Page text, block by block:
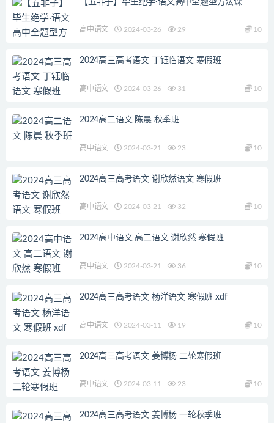
高中语文 2024-03-26 29 10
2024高三高考语文 丁钰临语文 寒假班
高中语文 2024-03-26 31 10
2024高二语文 陈晨 秋季班
高中语文 2024-03-21 23 10
2024高三高考语文 谢欣然语文 寒假班
高中语文 2024-03-21 32 10
2024高中语文 高二语文 谢欣然 寒假班
高中语文 2024-03-21 36 10
2024高三高考语文 杨洋语文 寒假班 xdf
高中语文 2024-03-11 19 10
2024高三高考语文 姜博杨 二轮寒假班
高中语文 2024-03-11 23 10
2024高三高考语文 姜博杨 一轮秋季班